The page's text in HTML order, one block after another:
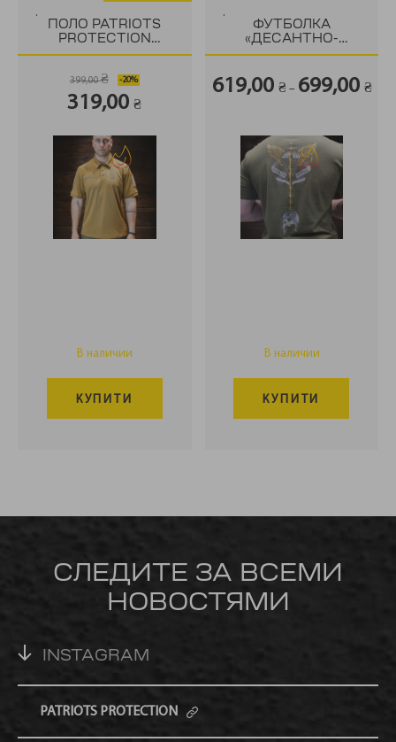
.
ПОЛО PATRIOTS
PROTECTION
COOLMAX
399,00₴
Первоначальная
цена
319,00₴цена:
В наличии
КУПИТИ
.
ФУТБОЛКА
«ДЕСАНТНО-
ШТУРМОВЫЕ
619,00 ₴– 699,00 ₴
В наличии
КУПИТИ
СЛЕДИТЕ ЗА ВСЕМИ
НОВОСТЯМИ
INSTAGRAM
PATRIOTS PROTECTION